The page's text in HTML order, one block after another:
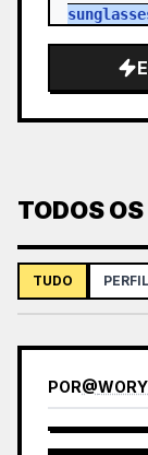
TODOS
TUDO
POR@